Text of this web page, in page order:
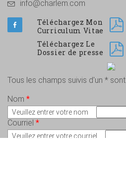
info@charlem.com
Téléchargez Mon
Curriculum Vitae
Téléchargez Le
Dossier de presse
Tous les champs suivis d'un * sont
Nom *
Veuillez entrer votre nom
Courriel *
Veuillez entrer votre courriel